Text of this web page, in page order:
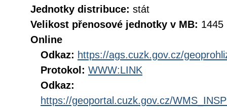
Jednotky distribuce: stát
Velikost přenosové jednotky v MB: 1445
Online
Odkaz: https://ags.cuzk.gov.cz/
Protokol: WWW:LINK
Odkaz:
https://geoportal.cuzk.gov.cz/